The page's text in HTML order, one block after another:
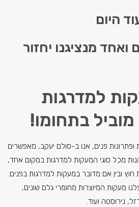
היום
מנציגנו יחזור
למדרגות
בתחומו!
פנים, אנו ב-סולם יעקב, מאפשרים
מכל סוגי המעקות למדרגות במקום אחד,
ובין אם מדובר במעקות למדרגות בפנים.
מעקות המיוצרות מחומרי גלם שונים,
נירוסטה ועוד.